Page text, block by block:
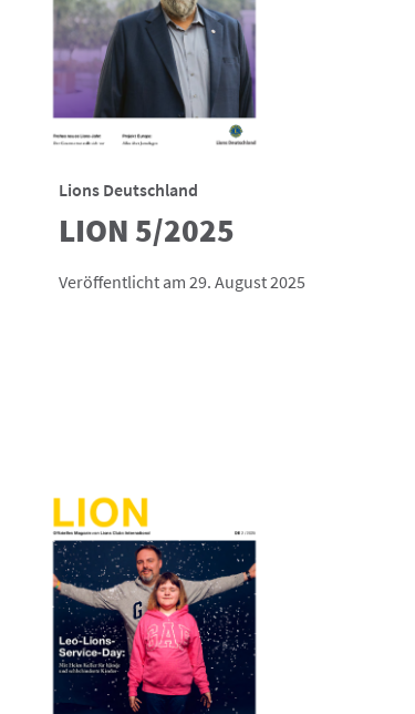
Lions Deutschland
LION 5/2025
Veröffentlicht am 29. August 2025